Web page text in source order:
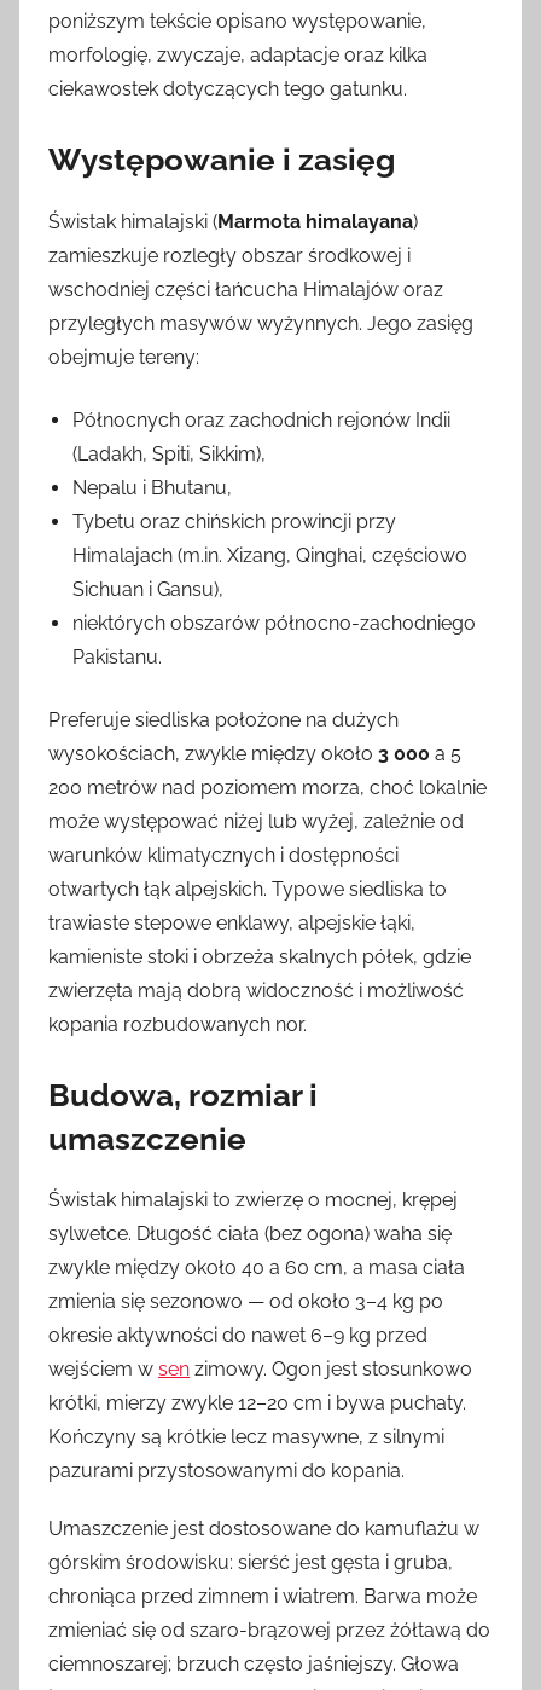
poniższym tekście opisano występowanie,
morfologię, zwyczaje, adaptacje oraz kilka
ciekawostek dotyczących tego gatunku.
Występowanie i zasięg
Świstak himalajski (Marmota himalayana)
zamieszkuje rozległy obszar środkowej i
wschodniej części łańcucha Himalajów oraz
przyległych masywów wyżynnych. Jego zasięg
obejmuje tereny:
Północnych oraz zachodnich rejonów Indii
(Ladakh, Spiti, Sikkim),
Nepalu i Bhutanu,
Tybetu oraz chińskich prowincji przy
Himalajach (m.in. Xizang, Qinghai, częściowo
Sichuan i Gansu),
niektórych obszarów północno-zachodniego
Pakistanu.
Preferuje siedliska położone na dużych
wysokościach, zwykle między około 3 000 a 5
200 metrów nad poziomem morza, choć lokalnie
może występować niżej lub wyżej, zależnie od
warunków klimatycznych i dostępności
otwartych łąk alpejskich. Typowe siedliska to
trawiaste stepowe enklawy, alpejskie łąki,
kamieniste stoki i obrzeża skalnych półek, gdzie
zwierzęta mają dobrą widoczność i możliwość
kopania rozbudowanych nor.
Budowa, rozmiar i
umaszczenie
Świstak himalajski to zwierzę o mocnej, krępej
sylwetce. Długość ciała (bez ogona) waha się
zwykle między około 40 a 60 cm, a masa ciała
zmienia się sezonowo — od około 3–4 kg po
okresie aktywności do nawet 6–9 kg przed
wejściem w sen zimowy. Ogon jest stosunkowo
krótki, mierzy zwykle 12–20 cm i bywa puchaty.
Kończyny są krótkie lecz masywne, z silnymi
pazurami przystosowanymi do kopania.
Umaszczenie jest dostosowane do kamuflażu w
górskim środowisku: sierść jest gęsta i gruba,
chroniąca przed zimnem i wiatrem. Barwa może
zmieniać się od szaro-brązowej przez żółtawą do
ciemnoszarej; brzuch często jaśniejszy. Głowa